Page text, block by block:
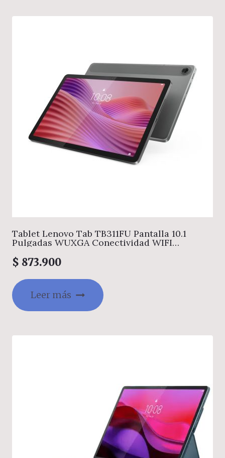
Tablet Lenovo Tab TB311FU Pantalla 10.1
Pulgadas WUXGA Conectividad WIFI
Incluye Folio Case y EarBuds
$ 873.900
Leer más